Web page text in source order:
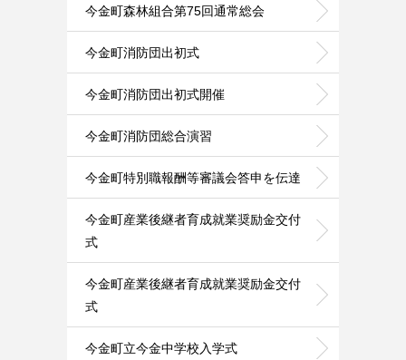
今金町森林組合第75回通常総会
今金町消防団出初式
今金町消防団出初式開催
今金町消防団総合演習
今金町特別職報酬等審議会答申を伝達
今金町産業後継者育成就業奨励金交付
式
今金町産業後継者育成就業奨励金交付
式
今金町立今金中学校入学式